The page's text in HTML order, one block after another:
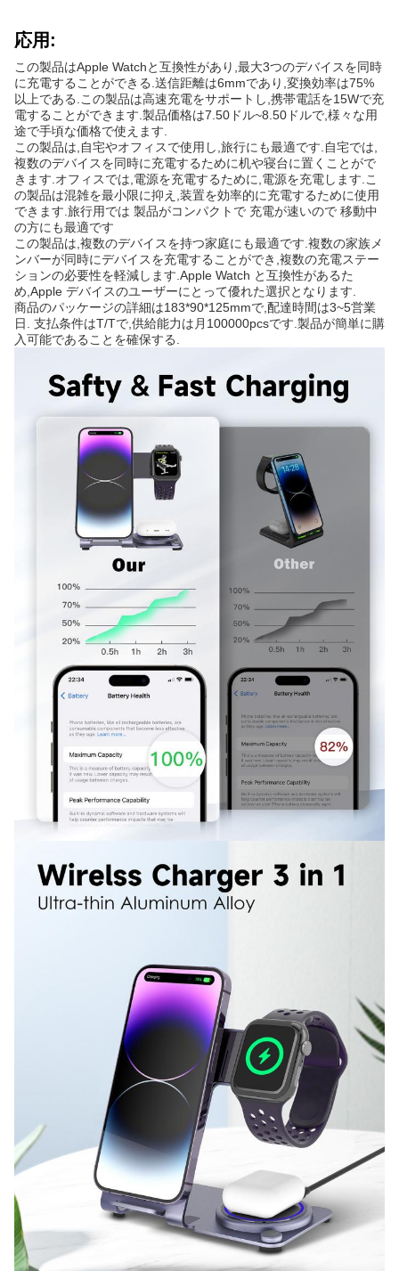
応用:
この製品はApple Watchと互換性があり,最大3つのデバイスを同時
に充電することができる.送信距離は6mmであり,変換効率は75%
以上である.この製品は高速充電をサポートし,携帯電話を15Wで充
電することができます.製品価格は7.50ドル~8.50ドルで,様々な用
途で手頃な価格で使えます.
この製品は,自宅やオフィスで使用し,旅行にも最適です.自宅では,
複数のデバイスを同時に充電するために机や寝台に置くことがで
きます.オフィスでは,電源を充電するために,電源を充電します.こ
の製品は混雑を最小限に抑え,装置を効率的に充電するために使用
できます.旅行用では 製品がコンパクトで 充電が速いので 移動中
の方にも最適です
この製品は,複数のデバイスを持つ家庭にも最適です.複数の家族メ
ンバーが同時にデバイスを充電することができ,複数の充電ステー
ションの必要性を軽減します.Apple Watch と互換性があるた
め,Apple デバイスのユーザーにとって優れた選択となります.
商品のパッケージの詳細は183*90*125mmで,配達時間は3~5営業
日. 支払条件はT/Tで,供給能力は月100000pcsです.製品が簡単に購
入可能であることを確保する.